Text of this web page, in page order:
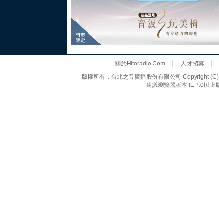
關於Hitoradio.Com│ 人才招募
版權所有，台北之音廣播股份有限公司 Copyright
建議瀏覽器版本 IE 7.0以上